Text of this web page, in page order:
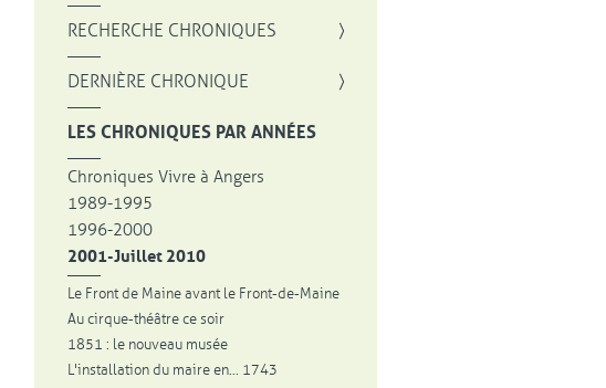
RECHERCHE CHRONIQUES , OUVRE UNE NOUVELLE FENÊTRE
DERNIÈRE CHRONIQUE
LES CHRONIQUES PAR ANNÉES
Chroniques Vivre à Angers
1989-1995
1996-2000
2001-Juillet 2010
Le Front de Maine avant le Front-de-Maine
Au cirque-théâtre ce soir
1851 : le nouveau musée
L'installation du maire en... 1743